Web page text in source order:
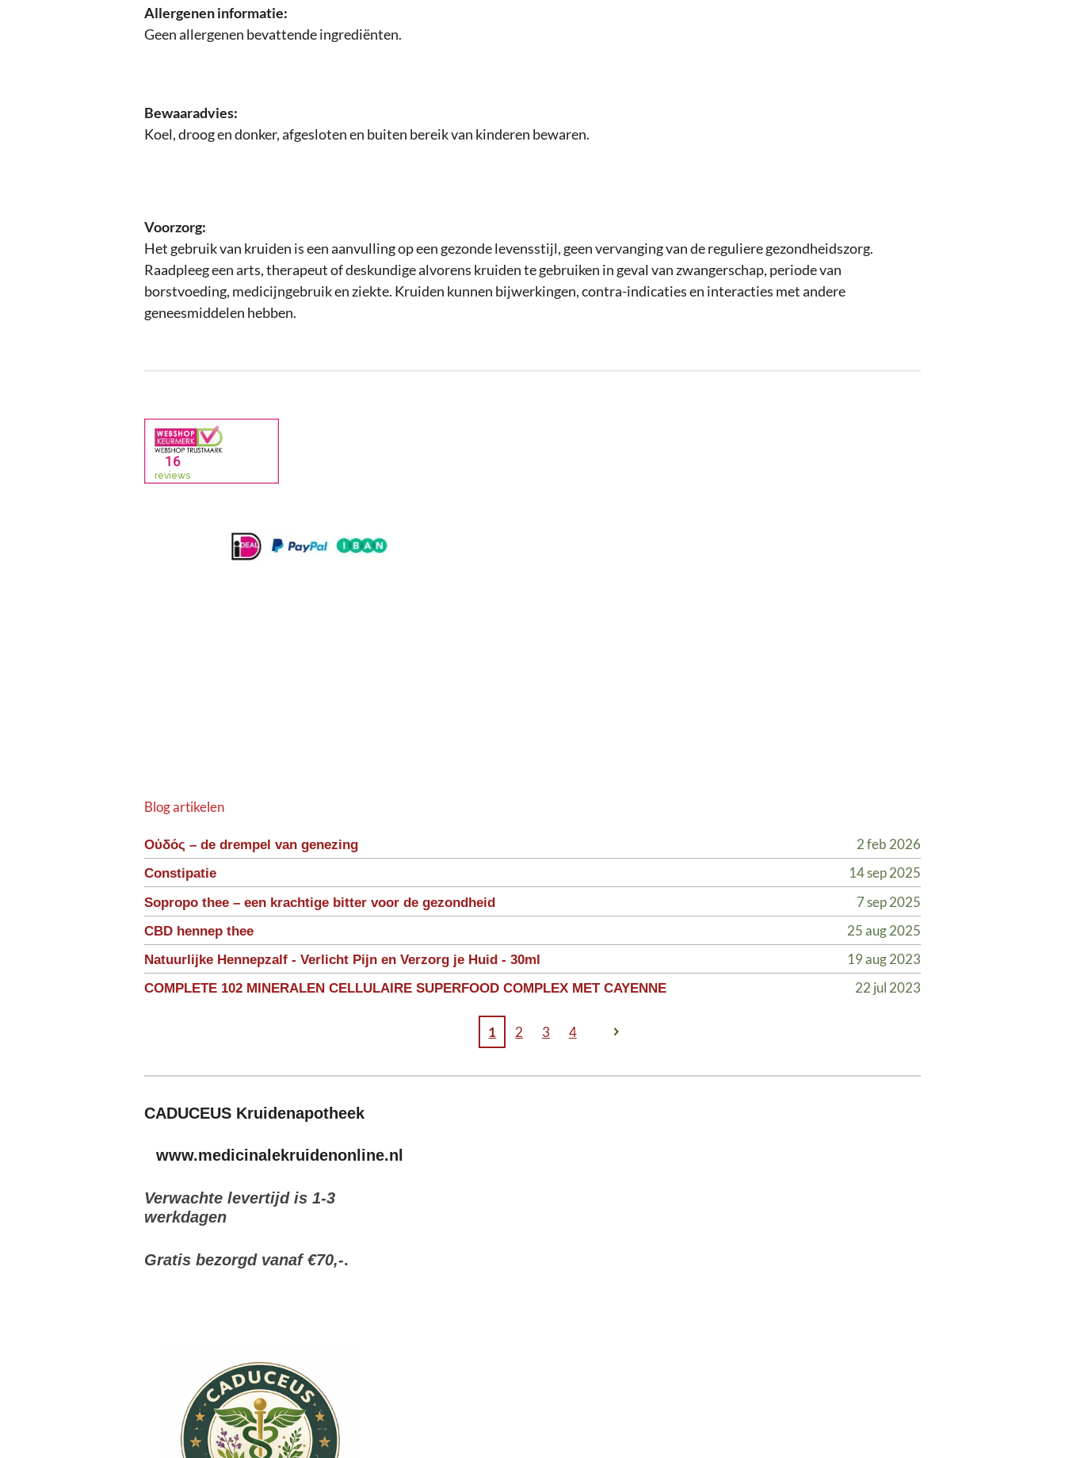
Allergenen informatie:
Geen allergenen bevattende ingrediënten.
Bewaaradvies:
Koel, droog en donker, afgesloten en buiten bereik van kinderen bewaren.
Voorzorg:
Het gebruik van kruiden is een aanvulling op een gezonde levensstijl, geen vervanging van de reguliere gezondheidszorg.
Raadpleeg een arts, therapeut of deskundige alvorens kruiden te gebruiken in geval van zwangerschap, periode van
borstvoeding, medicijngebruik en ziekte. Kruiden kunnen bijwerkingen, contra-indicaties en interacties met andere
geneesmiddelen hebben.
Blog artikelen
Οὐδός – de drempel van genezing 2 feb 2026
Constipatie 14 sep 2025
Sopropo thee – een krachtige bitter voor de gezondheid 7 sep 2025
CBD hennep thee 25 aug 2025
Natuurlijke Hennepzalf - Verlicht Pijn en Verzorg je Huid - 30ml 19 aug 2023
COMPLETE 102 MINERALEN CELLULAIRE SUPERFOOD COMPLEX MET CAYENNE 22 jul 2023
1 2 3 4
CADUCEUS Kruidenapotheek
www.medicinalekruidenonline.nl
Verwachte levertijd is 1-3
werkdagen
Gratis bezorgd vanaf €70,-.